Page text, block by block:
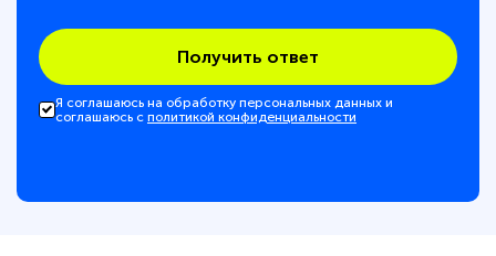
Получить ответ
Я соглашаюсь на обработку персональных данных и
соглашаюсь с политикой конфиденциальности